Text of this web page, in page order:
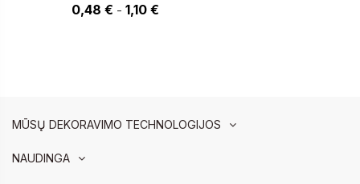
0,48 € - 1,10 €
MŪSŲ DEKORAVIMO TECHNOLOGIJOS
NAUDINGA